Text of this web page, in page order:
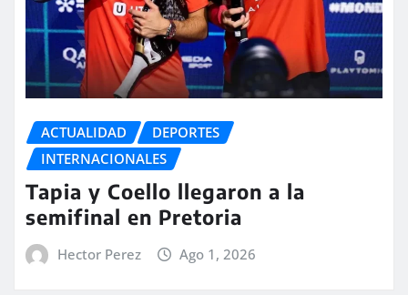
ACTUALIDAD
DEPORTES
INTERNACIONALES
Tapia y Coello llegaron a la
semifinal en Pretoria
Hector Perez Ago 1, 2026